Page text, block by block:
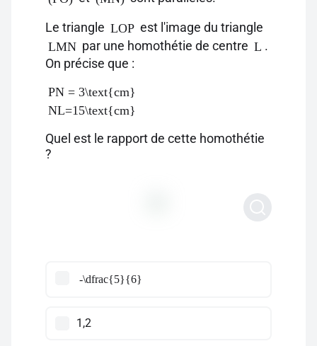
Le triangle LOP est l'image du triangle
LMN par une homothétie de centre L .
On précise que :
PN = 3\text{cm}
NL=15\text{cm}
Quel est le rapport de cette homothétie
?
-\dfrac{5}{6}
1,2